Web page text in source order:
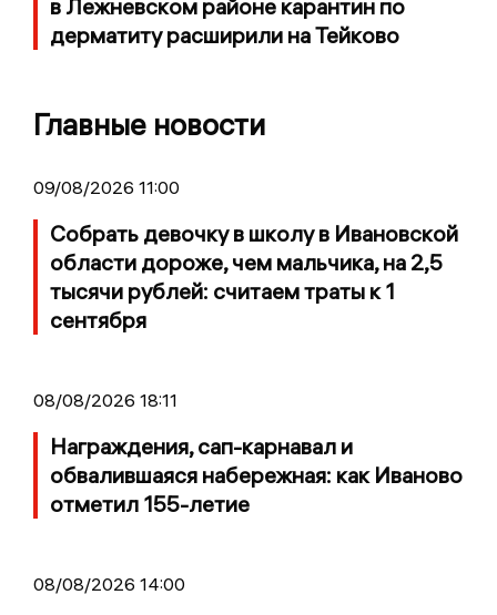
в Лежневском районе карантин по
дерматиту расширили на Тейково
Главные новости
09/08/2026 11:00
Собрать девочку в школу в Ивановской
области дороже, чем мальчика, на 2,5
тысячи рублей: считаем траты к 1
сентября
08/08/2026 18:11
Награждения, сап-карнавал и
обвалившаяся набережная: как Иваново
отметил 155-летие
08/08/2026 14:00